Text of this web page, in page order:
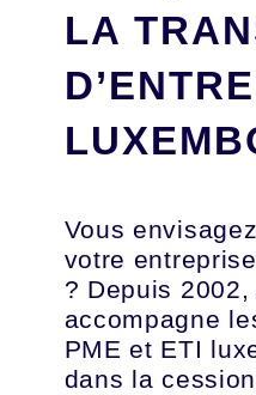
LA
Vous
votre
? Depuis 2002,
accompagne
PME et ETI
dans la